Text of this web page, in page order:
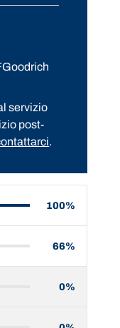
servizio
post-
.
100%
66%
0%